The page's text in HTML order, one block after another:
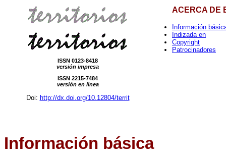
ISSN 0123-8418
versión impresa
ISSN 2215-7484
versión en línea
Doi: http://dx.doi.org/10.12804/territ
ACERCA DE
Información
Indizada en
Copyright
Patrocinadores
Información básica